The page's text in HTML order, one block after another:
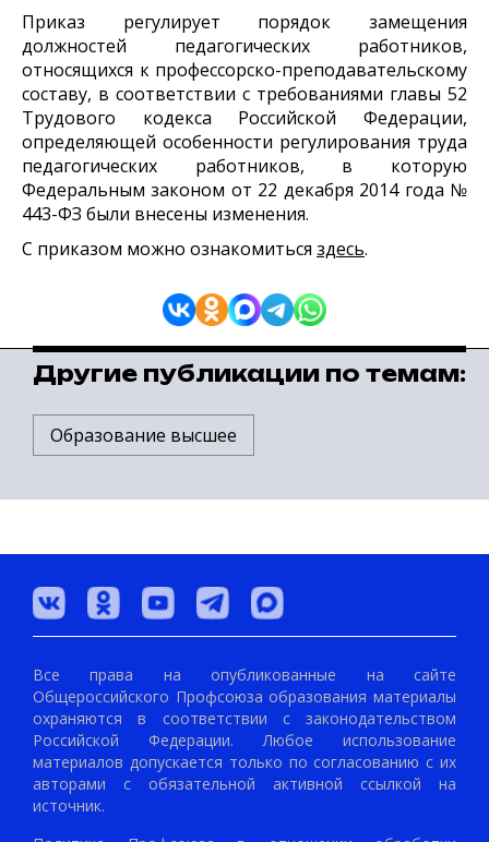
Приказ регулирует порядок замещения
должностей педагогических работников,
относящихся к профессорско-преподавательскому
составу, в соответствии с требованиями главы 52
Трудового кодекса Российской Федерации,
определяющей особенности регулирования труда
педагогических работников, в которую
Федеральным законом от 22 декабря 2014 года №
443-ФЗ были внесены изменения.
C приказом можно ознакомиться здесь.
Другие публикации по темам:
Образование высшее
Все права на опубликованные на сайте
Общероссийского Профсоюза образования материалы
охраняются в соответствии с законодательством
Российской Федерации. Любое использование
материалов допускается только по согласованию с их
авторами с обязательной активной ссылкой на
источник.